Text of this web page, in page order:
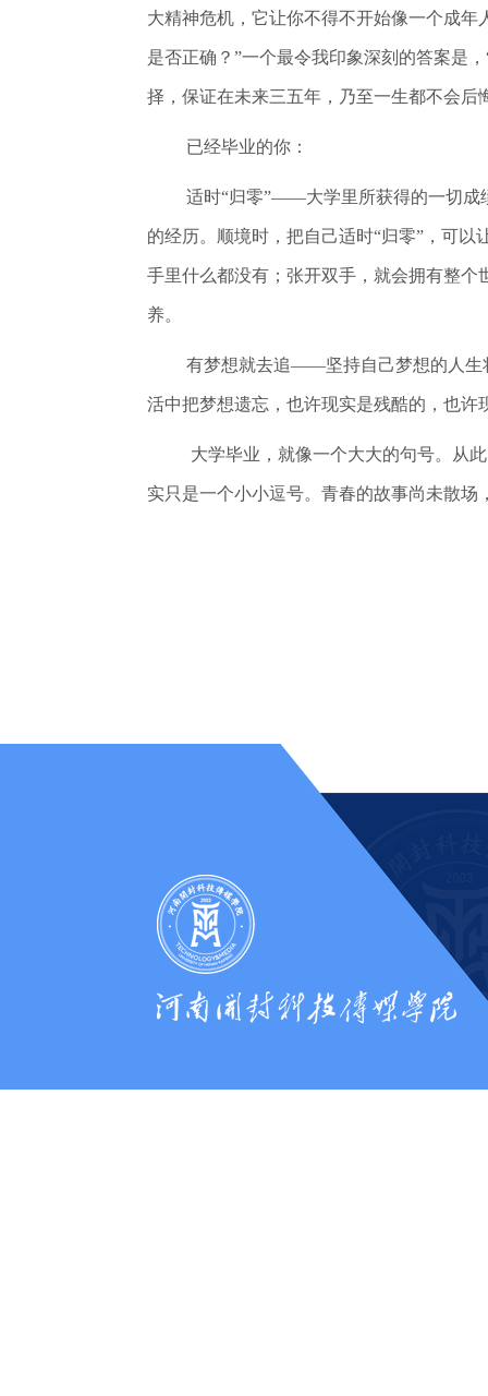
大精神危机，它让你不得不开始像一个成
是否正确？”一个最令我印象深刻的答案是
择，保证在未来三五年，乃至一生都不会
已经毕业的你：
适时“归零”——大学里所获得的一切成
的经历。顺境时，把自己适时“归零”，可
手里什么都没有；张开双手，就会拥有整个
养。
有梦想就去追——坚持自己梦想的人生
活中把梦想遗忘，也许现实是残酷的，也
大学毕业，就像一个大大的句号。从
实只是一个小小逗号。青春的故事尚未散场